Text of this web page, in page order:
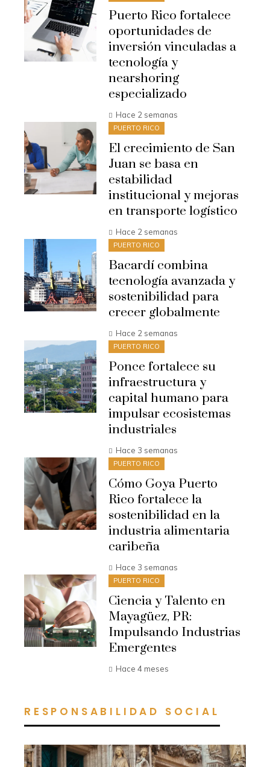
Puerto Rico fortalece
oportunidades de
inversión vinculadas a
tecnología y
nearshoring
especializado
Hace 2 semanas
PUERTO RICO
El crecimiento de San
Juan se basa en
estabilidad
institucional y mejoras
en transporte logístico
Hace 2 semanas
PUERTO RICO
Bacardí combina
tecnología avanzada y
sostenibilidad para
crecer globalmente
Hace 2 semanas
PUERTO RICO
Ponce fortalece su
infraestructura y
capital humano para
impulsar ecosistemas
industriales
Hace 3 semanas
PUERTO RICO
Cómo Goya Puerto
Rico fortalece la
sostenibilidad en la
industria alimentaria
caribeña
Hace 3 semanas
PUERTO RICO
Ciencia y Talento en
Mayagüez, PR:
Impulsando Industrias
Emergentes
Hace 4 meses
RESPONSABILIDAD SOCIAL